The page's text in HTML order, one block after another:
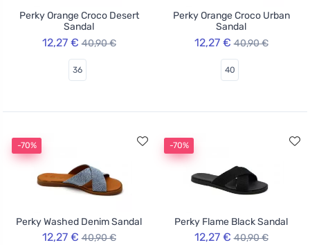
Perky Orange Croco Desert
Sandal
12,27 € 40,90 €
36
Perky Orange Croco Urban
Sandal
12,27 € 40,90 €
40
-70%
Perky Washed Denim Sandal
12,27 € 40,90 €
-70%
Perky Flame Black Sandal
12,27 € 40,90 €